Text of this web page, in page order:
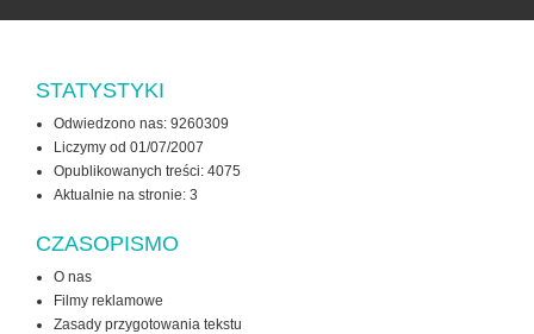
STATYSTYKI
Odwiedzono nas: 9260309
Liczymy od 01/07/2007
Opublikowanych treści: 4075
Aktualnie na stronie: 3
CZASOPISMO
O nas
Filmy reklamowe
Zasady przygotowania tekstu